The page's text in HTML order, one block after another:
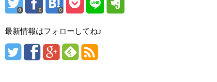
0 0 0
最新情報はフォローしてね♪